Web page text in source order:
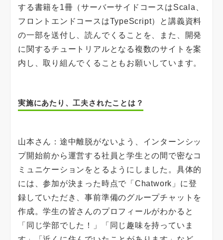
する書籍を1冊（サーバーサイドコースはScala、
フロントエンドコースはTypeScript）と講義資料
の一部を送付し、読んでくることを、また、開発
に関するチュートリアルとなる複数のサイトを案
内し、取り組んでくることもお願いしています。
実施にあたり、工夫されたことは？
山本さん：途中離脱がないよう、インターンシッ
プ開始前から運営する社員と学生との間で密なコ
ミュニケーションをとるようにしました。具体的
には、参加が決まった時点で「Chatwork」に登
録していただき、事前準備のグループチャットを
作成。学生の皆さんのプロフィールがわかると
「同じ学部でした！」「同じ趣味を持っていま